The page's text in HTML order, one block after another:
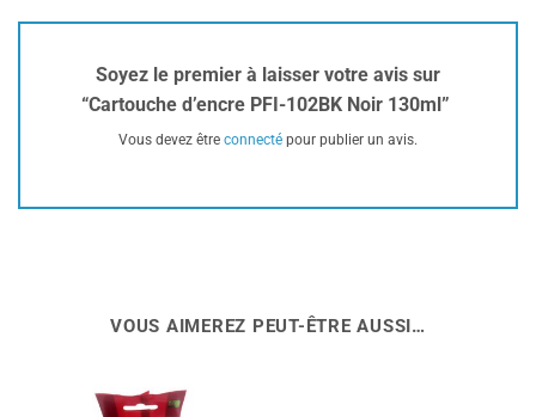
Soyez le premier à laisser votre avis sur
“Cartouche d’encre PFI-102BK Noir 130ml”
Vous devez être connecté pour publier un avis.
VOUS AIMEREZ PEUT-ÊTRE AUSSI…